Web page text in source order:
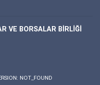
VE BORSALAR BİRLİĞİ
NOT_FOUND